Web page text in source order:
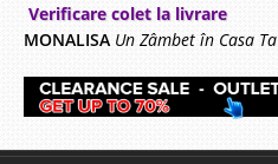
Verificare colet la livrare
MONALISA Un Zâmbet în Casa Ta